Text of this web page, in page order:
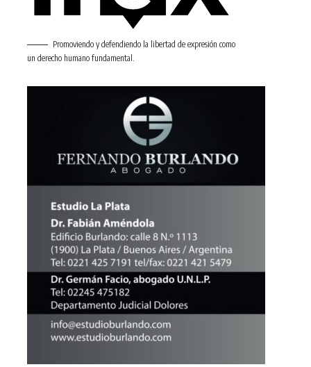
Promoviendo y defendiendo la libertad de expresión como
un derecho humano fundamental.